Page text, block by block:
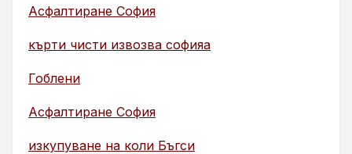
Асфалтиране София
кърти чисти извозва софияа
Гоблени
Асфалтиране София
изкупуване на коли Бъгси